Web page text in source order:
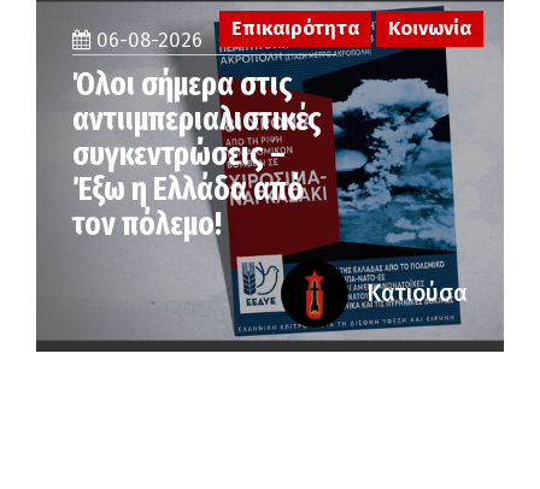
06-08-2026
Όλοι σήμερα στις
αντιιμπεριαλιστικές
συγκεντρώσεις –
Έξω η Ελλάδα από
τον πόλεμο!
Επικαιρότητα Κοινωνία
Κατιούσα